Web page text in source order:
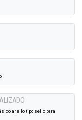
anello tipo sello para